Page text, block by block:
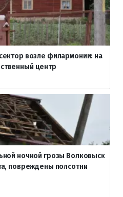
возле филармонии: на
центр
ночной грозы Волковыск
повреждены полсотни